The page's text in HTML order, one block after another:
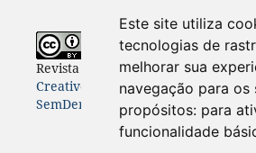
Este site utiliza
tecnologias de
melhorar sua
navegação para os
propósitos: para
funcionalidade
Revista Letrasestá licenciada com
Creative Commons Atribuição-
SemDerivações 4.0 Internacional .